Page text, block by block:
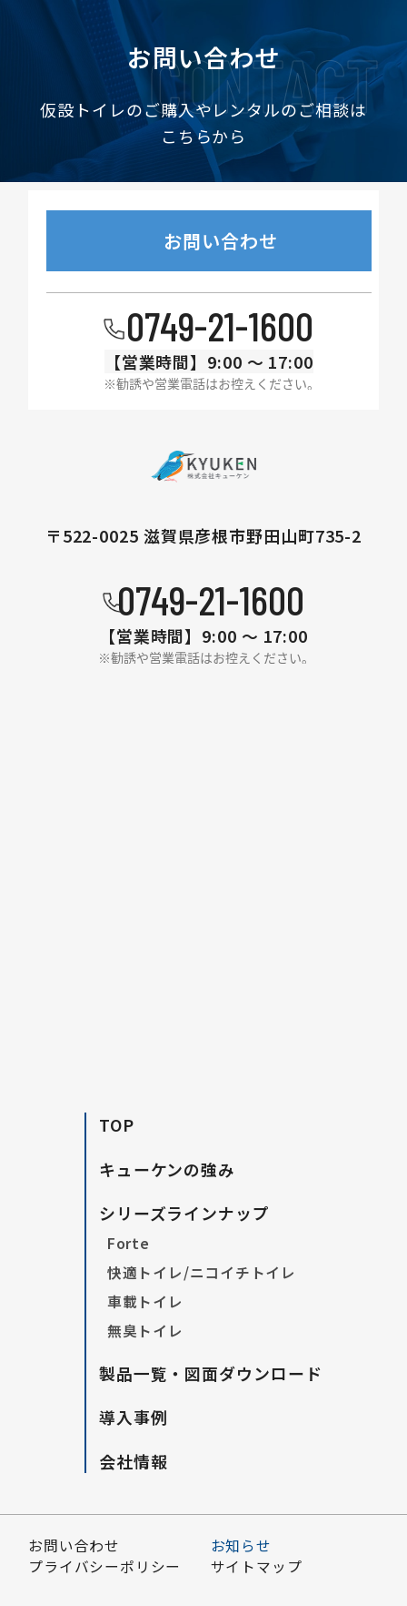
CONTACT
お問い合わせ
仮設トイレのご購入やレンタルのご相談は
こちらから
お問い合わせ
0749-21-1600
【営業時間】 9:00 〜 17:00
〒522-0025 滋賀県彦根市野田山町735-2
0749-21-1600
【営業時間】 9:00 〜 17:00
TOP
キューケンの強み
シリーズラインナップ
Forte
快適トイレ/ニコイチトイレ
車載トイレ
無臭トイレ
製品一覧・図面ダウンロード
導入事例
会社情報
お問い合わせ
お知らせ
プライバシーポリシー
サイトマップ